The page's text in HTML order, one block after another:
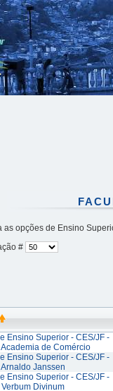
as opções de Ensino
#
Ensino Superior - CES/JF -
de Comércio
Ensino Superior - CES/JF -
Janssen
Ensino Superior - CES/JF -
Divinum